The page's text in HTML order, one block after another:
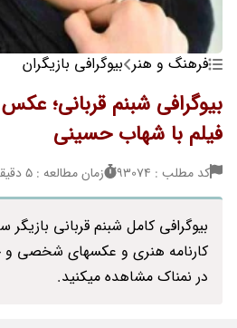
فرهنگ و هنر بیوگرافی بازیگران
بیوگرافی شبنم قربانی؛
فیلم با شهاب حسینی
کد مطلب : 93074 زمان مطالعه : 5 دقیقه
بیوگرافی کامل شبنم قربانی بازیگر
کارنامه هنری و عکسهای شخصی و
در نمناک مشاهده میکنید.